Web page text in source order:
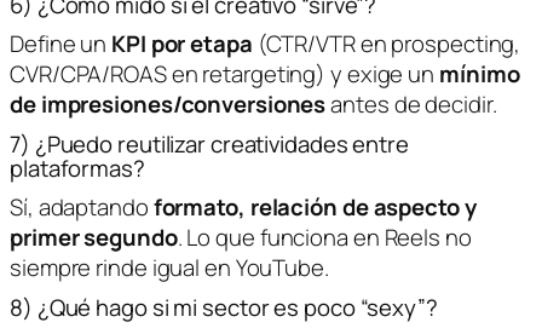
Define un KPI por etapa (CTR/VTR en prospecting,
CVR/CPA/ROAS en retargeting) y exige un mínimo
de impresiones/conversionesantes de decidir.
7) ¿Puedo reutilizar creatividades entre
plataformas?
Sí, adaptandoformato, relación de aspecto y
primer segundo. Lo que funciona en Reels no
siempre rinde igual en YouTube.
8) ¿Qué hago si mi sector es poco “sexy”?